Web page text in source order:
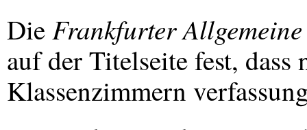
DieFrankfurter
auf der Titelseite fest,
Klassenzimmern